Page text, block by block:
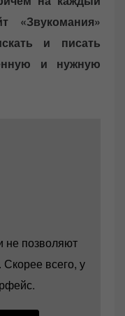
«Звукомания»
и писать
и нужную
не позволяют
Скорее всего, у